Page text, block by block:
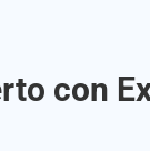
con